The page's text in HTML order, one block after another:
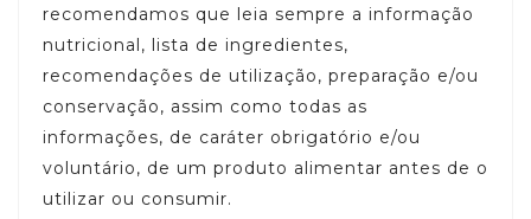
recomendamos que leia sempre a informação
nutricional, lista de ingredientes,
recomendações de utilização, preparação e/ou
conservação, assim como todas as
informações, de caráter obrigatório e/ou
voluntário, de um produto alimentar antes de o
utilizar ou consumir.